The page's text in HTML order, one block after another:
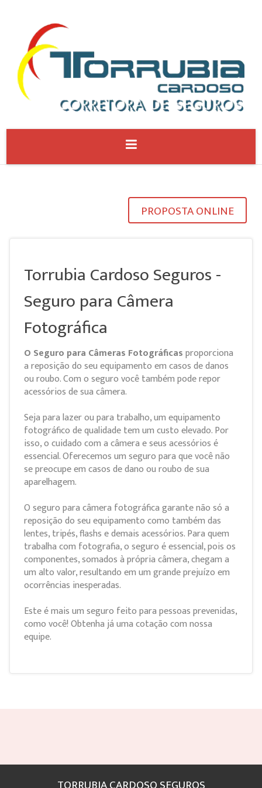
PROPOSTA ONLINE
Torrubia Cardoso Seguros -
Seguro para Câmera
Fotográfica
O Seguro para Câmeras Fotográficasproporciona
a reposição do seu equipamento em casos de danos
ou roubo. Com o seguro você também pode repor
acessórios de sua câmera.
Seja para lazer ou para trabalho, um equipamento
fotográfico de qualidade tem um custo elevado. Por
isso, o cuidado com a câmera e seus acessórios é
essencial. Oferecemos um seguro para que você não
se preocupe em casos de dano ou roubo de sua
aparelhagem.
O seguro para câmera fotográfica garante não só a
reposição do seu equipamento como também das
lentes, tripés, flashs e demais acessórios. Para quem
trabalha com fotografia, o seguro é essencial, pois os
componentes, somados à própria câmera, chegam a
um alto valor, resultando em um grande prejuízo em
ocorrências inesperadas.
Este é mais um seguro feito para pessoas prevenidas,
como você! Obtenha já uma cotação com nossa
equipe.